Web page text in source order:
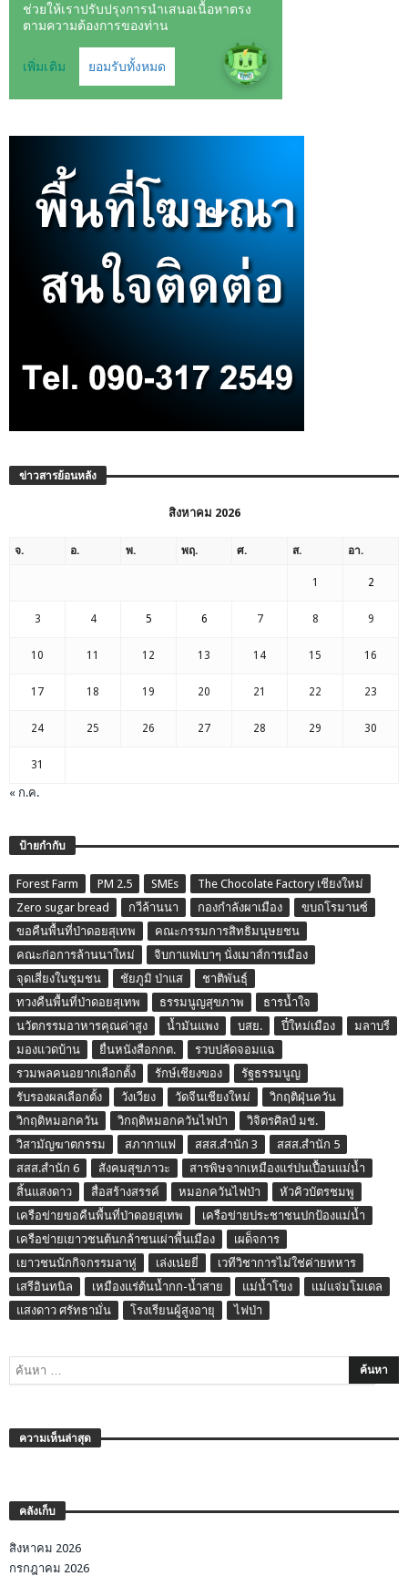
ข่าวสารย้อนหลัง
สิงหาคม 2026
จ. อ. พ. พฤ. ศ. ส. อา.
1 2
3 4 5 6 7 8 9
10 11 12 13 14 15 16
17 18 19 20 21 22 23
24 25 26 27 28 29 30
31
« ก.ค.
ป้ายกำกับ
Forest Farm PM 2.5 SMEs
The Chocolate Factory เชียงใหม่
Zero sugar bread
กวีล้านนา กองกำลังผาเมือง
ขบถโรมานซ์
ขอคืนพื้นที่ป่าดอยสุเทพ
คณะกรรมการสิทธิมนุษยชน
คณะก่อการล้านนาใหม่
จิบกาแฟเบาๆ นั่งเมาส์การเมือง
จุดเสี่ยงในชุมชน
ชัยภูมิ ป่าแส
ชาติพันธุ์
ทวงคืนพื้นที่ป่าดอยสุเทพ
ธรรมนูญสุขภาพ
ธารน้ำใจ
นวัตกรรมอาหารคุณค่าสูง
น้ำมันแพง บสย. ปี๋ใหม่เมือง
มลาบรี
มองแวดบ้าน
ยื่นหนังสือกกต.
รวบปลัดจอมแฉ
รวมพลคนอยากเลือกตั้ง
รักษ์เชียงของ
รัฐธรรมนูญ
รับรองผลเลือกตั้ง
วังเวียง วัดจีนเชียงใหม่
วิกฤติฝุ่นควัน
วิกฤติหมอกควัน
วิกฤติหมอกควันไฟป่า
วิจิตรศิลป์ มช.
วิสามัญฆาตกรรม
สภากาแฟ สสส.สำนัก 3
สสส.สำนัก 5
สสส.สำนัก 6
สังคมสุขภาวะ
สารพิษจากเหมืองแร่ปนเปื้อนแม่น้ำ
สิ้นแสงดาว
สื่อสร้างสรรค์ หมอกควันไฟป่า
หัวคิวบัตรชมพู
เครือข่ายขอคืนพื้นที่ป่าดอยสุเทพ
เครือข่ายประชาชนปกป้องแม่น้ำ
เครือข่ายเยาวชนต้นกล้าชนเผ่าพื้นเมือง
เผด็จการ
เยาวชนนักกิจกรรมลาหู่
เล่งเน่ยยี่
เวทีวิชาการไม่ใช่ค่ายทหาร
เสรีอินทนิล
เหมืองแร่ต้นน้ำกก-น้ำสาย แม่น้ำโขง
แม่แจ่มโมเดล
แสงดาว ศรัทธามั่น
โรงเรียนผู้สูงอายุ ไฟป่า
ความเห็นล่าสุด
คลังเก็บ
สิงหาคม 2026
กรกฎาคม 2026